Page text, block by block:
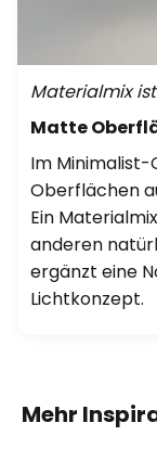
Materialmix
Matte
Im
Oberflächen
Ein
anderen
ergänzt eine
Lichtkonzept.
Mehr